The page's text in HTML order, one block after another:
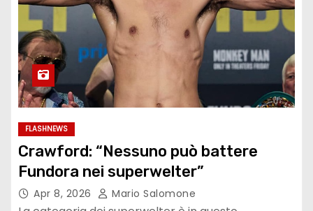
FLASHNEWS
Crawford: “Nessuno può battere
Fundora nei superwelter”
Apr 8, 2026 Mario Salomone